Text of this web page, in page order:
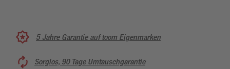
5 Jahre Garantie auf toom Eigenmarken
Sorglos, 90 Tage Umtauschgarantie